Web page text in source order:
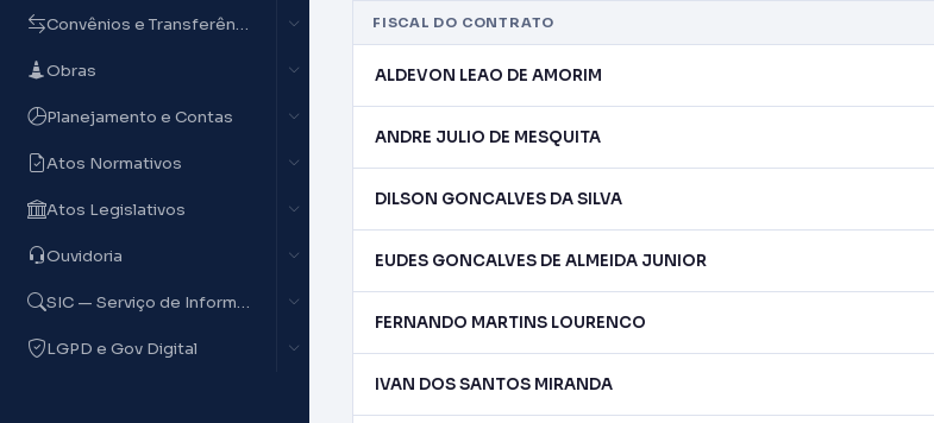
Convênios e Transferências
Obras
Planejamento e Contas
Atos Normativos
Atos Legislativos
Ouvidoria
SIC — Serviço de Informação
LGPD e Gov Digital
FISCAL DO CONTRATO
ALDEVON LEAO DE AMORIM
ANDRE JULIO DE MESQUITA
DILSON GONCALVES DA SILVA
EUDES GONCALVES DE ALMEIDA JUNIOR
FERNANDO MARTINS LOURENCO
IVAN DOS SANTOS MIRANDA